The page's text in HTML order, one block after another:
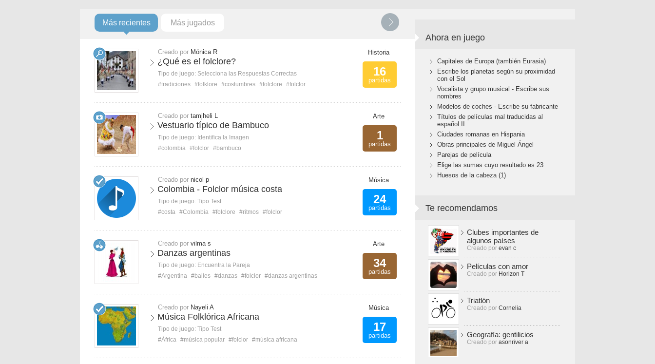
Más recientes Más jugados
Creado por Mónica R
¿Qué es el folclore?
Tipo de juego: Selecciona las Respuestas Correctas
#tradiciones #folklore #costumbres #folclore #folclor
Historia
16
partidas
Creado por tamjheli L
Vestuario típico de Bambuco
Tipo de juego: Identifica la Imagen
#colombia #folclor #bambuco
Arte
1
partidas
Creado por nicol p
Colombia - Folclor música costa
Tipo de juego: Tipo Test
#costa #Colombia #folclore #ritmos #folclor
Música
24
partidas
Creado por vilma s
Danzas argentinas
Tipo de juego: Encuentra la Pareja
#Argentina #bailes #danzas #folclor #danzas argentinas
Arte
34
partidas
Creado por Nayeli A
Música Folklórica Africana
Tipo de juego: Tipo Test
#África #música popular #folclor #música africana
Música
17
partidas
Ahora en juego
Capitales de Europa (también Eurasia)
Escribe los planetas según su proximidad
con el Sol
Vocalista y grupo musical - Escribe sus
nombres
Modelos de coches - Escribe su fabricante
Títulos de películas mal traducidas al
español II
Ciudades romanas en Hispania
Obras principales de Miguel Ángel
Parejas de película
Elige las sumas cuyo resultado es 23
Huesos de la cabeza (1)
Te recomendamos
Clubes importantes de
algunos países
Creado por evan c
Películas con amor
Creado por Horizon T
Triatlón
Creado por Cornelia
Geografía: gentilicios
Creado por asonriver a